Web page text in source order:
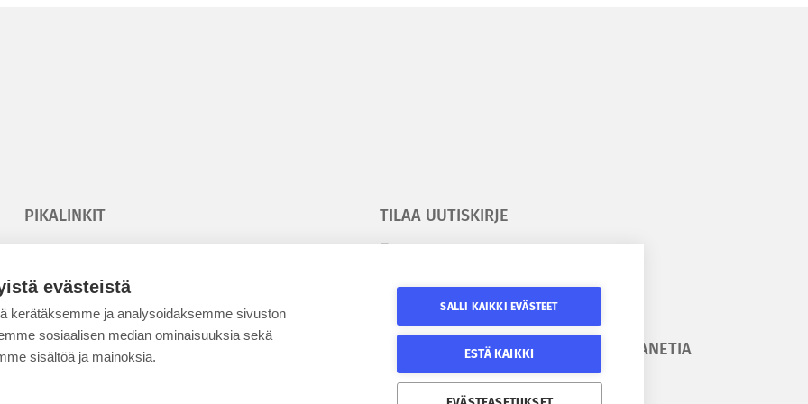
evästeistä
kerätäksemme ja analysoidaksemme sivuston
sosiaalisen median ominaisuuksia sekä
sisältöä ja mainoksia.
SALLI KAIKKI EVÄSTEET
ESTÄ KAIKKI
PIKALINKIT
Kesäyliopisto
Epanet
BLOGIT
TILAA UUTISKIRJE
KESÄYLIOPISTOA
SEURAA EPANETIA
Epanetin Twitter